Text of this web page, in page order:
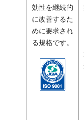
効性を継続的
に改善するた
めに要求され
る規格です。